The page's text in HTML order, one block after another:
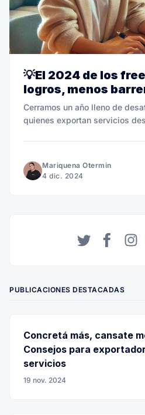
💡El 2024 de los
logros, menos
Cerramos un año lleno de
quienes exportan servicios
Mariquena Otermin
4 dic. 2024
PUBLICACIONES DESTACADAS
Concretá más, cansate
Consejos para
servicios
19 nov. 2024